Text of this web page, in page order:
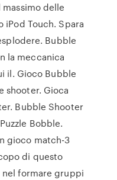
delle
iPod Touch. Spara
Bubble
la meccanica
il. Gioco Bubble
shooter. Gioca
Bubble Shooter
Bobble.
gioco match-3
di questo
nel formare gruppi